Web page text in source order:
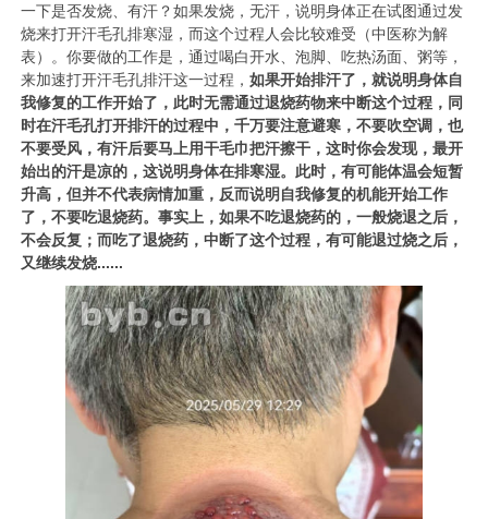
一下是否发烧、有汗？如果发烧，无汗，说明身体正在试图通过发
烧来打开汗毛孔排寒湿，而这个过程人会比较难受（中医称为解
表）。你要做的工作是，通过喝白开水、泡脚、吃热汤面、粥等，
来加速打开汗毛孔排汗这一过程，如果开始排汗了，就说明身体自
我修复的工作开始了，此时无需通过退烧药物来中断这个过程，同
时在汗毛孔打开排汗的过程中，千万要注意避寒，不要吹空调，也
不要受风，有汗后要马上用干毛巾把汗擦干，这时你会发现，最开
始出的汗是凉的，这说明身体在排寒湿。此时，有可能体温会短暂
升高，但并不代表病情加重，反而说明自我修复的机能开始工作
了，不要吃退烧药。事实上，如果不吃退烧药的，一般烧退之后，
不会反复；而吃了退烧药，中断了这个过程，有可能退过烧之后，
又继续发烧......